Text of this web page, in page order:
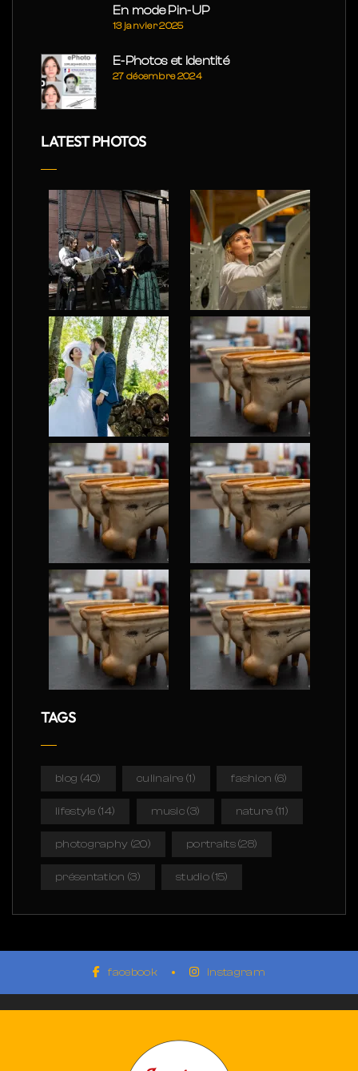
En mode Pin-UP
13 janvier 2025
E-Photos et Identité
27 décembre 2024
LATEST PHOTOS
TAGS
blog (40) culinaire (1) fashion (6)
lifestyle (14) music(3) nature (11)
photography (20) portraits(28)
présentation (3) studio(15)
facebook instagram